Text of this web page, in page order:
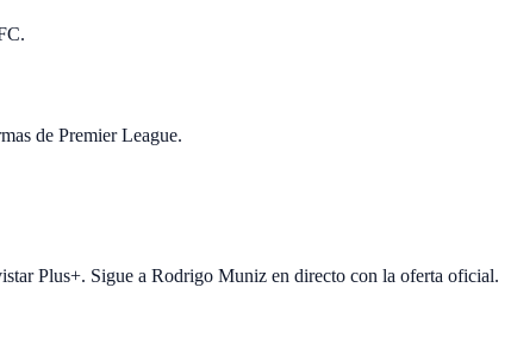
de Premier League.
Plus+. Sigue a Rodrigo Muniz en directo con la oferta oficial.